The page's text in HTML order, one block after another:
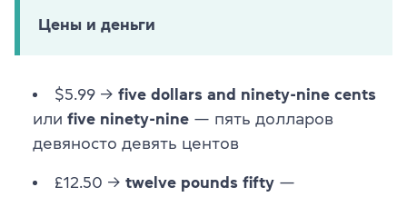
Цены и деньги
$5.99 → five dollars and ninety-nine cents
или five ninety-nine — пять долларов
девяносто девять центов
£12.50 → twelve pounds fifty —